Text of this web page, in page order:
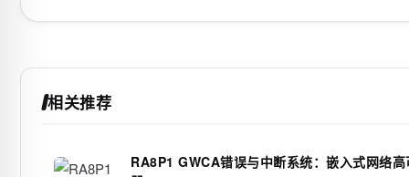
相关推荐
RA8P1 GWCA错误与中断系统：嵌入式网络